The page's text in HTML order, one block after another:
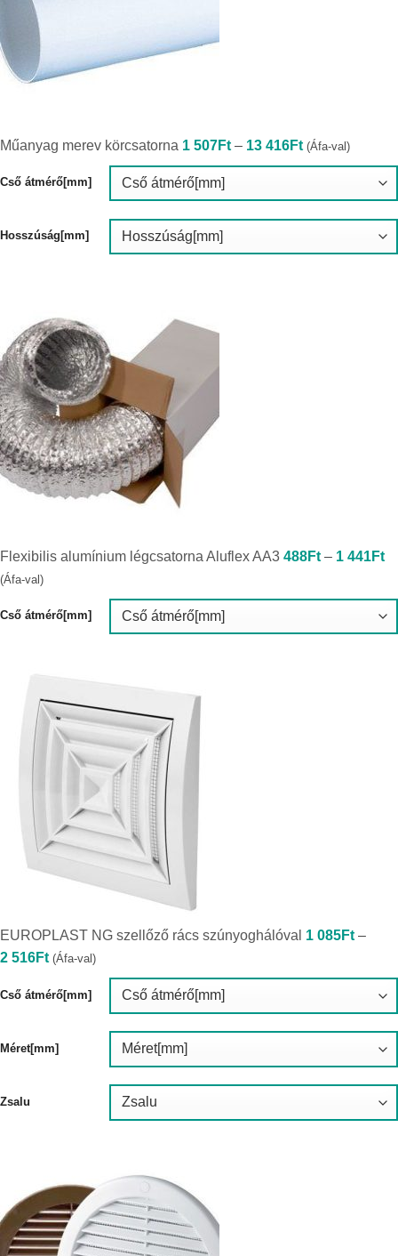
Műanyag merev körcsatorna 1 507Ft – 13 416FtÁrtartomány:
1
507Ft
13
(Áfa-val)
Cső átmérő[mm]
Hosszúság[mm]
Flexibilis alumínium légcsatorna Aluflex AA3 488Ft – 1 441Ft
(Áfa-val)
Cső átmérő[mm]
EUROPLAST NG szellőző rács szúnyoghálóval 1 085Ft –
2 516FtÁrtartomány:
1
-
(Áfa-val)
Cső átmérő[mm]
Méret[mm]
Zsalu